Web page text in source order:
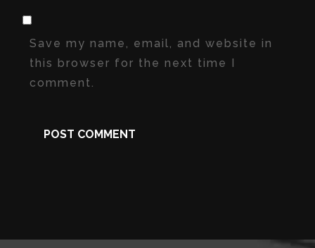
Save my name, email, and website in
this browser for the next time I
comment.